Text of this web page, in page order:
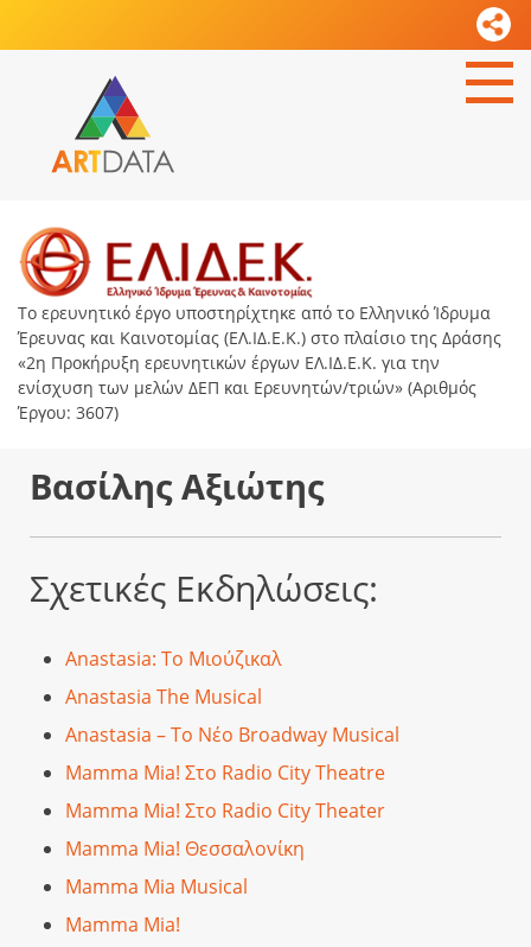
Το ερευνητικό έργο υποστηρίχτηκε από το Ελληνικό Ίδρυμα
Έρευνας και Καινοτομίας (ΕΛ.ΙΔ.Ε.Κ.) στο πλαίσιο της Δράσης
«2η Προκήρυξη ερευνητικών έργων ΕΛ.ΙΔ.Ε.Κ. για την
ενίσχυση των μελών ΔΕΠ και Ερευνητών/τριών» (Αριθμός
Έργου: 3607)
Βασίλης Αξιώτης
Σχετικές Εκδηλώσεις:
Anastasia: Το Μιούζικαλ
Anastasia The Musical
Anastasia – Το Νέο Broadway Musical
Mamma Mia! Στο Radio City Theatre
Mamma Mia! Στο Radio City Theater
Mamma Mia! Θεσσαλονίκη
Mamma Mia Musical
Mamma Mia!